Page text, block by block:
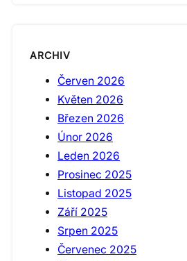
ARCHIV
Červen 2026
Květen 2026
Březen 2026
Únor 2026
Leden 2026
Prosinec 2025
Listopad 2025
Září 2025
Srpen 2025
Červenec 2025